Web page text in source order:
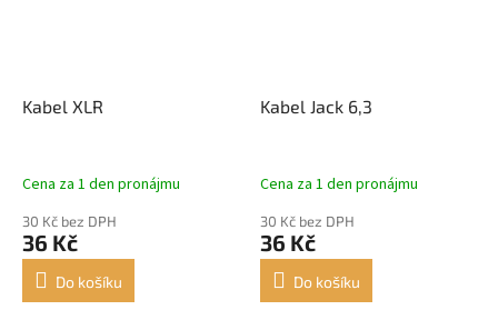
Kabel XLR
Cena za 1 den pronájmu
30 Kč bez DPH
36 Kč
Do košíku
Kabel Jack 6,3
Cena za 1 den pronájmu
30 Kč bez DPH
36 Kč
Do košíku